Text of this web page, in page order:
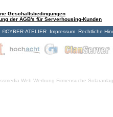
Geschäftsbedingungen
der AGB's für Serverhousing-Kunden
©CYBER-ATELIER Impressum Rechtliche
Web-Werbung Firmensuche